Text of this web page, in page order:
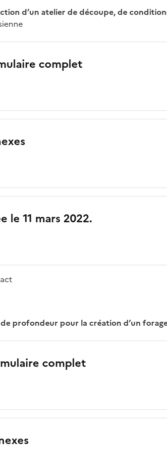
d’un atelier de découpe, de
complet
le 11 mars 2022.
profondeur pour la création d’un
complet